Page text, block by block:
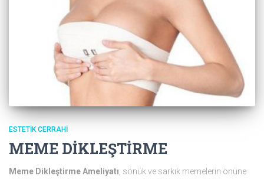
ESTETIK CERRAHI
MEME DİKLEŞTİRME
Meme Dikleştirme Ameliyatı, sönük ve sarkık memelerin önüne